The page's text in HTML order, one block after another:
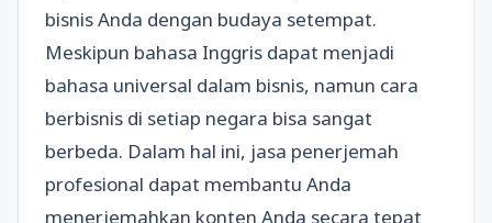
bisnis Anda dengan budaya setempat.
Meskipun bahasa Inggris dapat menjadi
bahasa universal dalam bisnis, namun cara
berbisnis di setiap negara bisa sangat
berbeda. Dalam hal ini, jasa penerjemah
profesional dapat membantu Anda
menerjemahkan konten Anda secara tepat